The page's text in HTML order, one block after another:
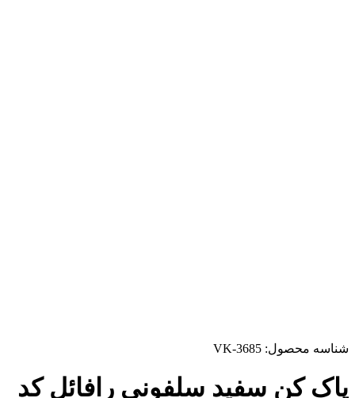
شناسه محصول: VK-3685
پاک کن سفید سلفونی رافائل کد